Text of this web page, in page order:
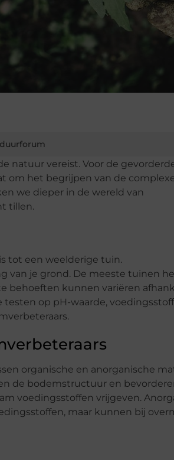
natuur vereist. Voor de
om het begrijpen van de
we dieper in de wereld van
tillen.
tot een weelderige tuin.
van je grond. De meeste tuinen
behoeften kunnen variëren
op pH-waarde,
organische en anorganische
de bodemstructuur en
voedingsstoffen vrijgeven.
maar kunnen bij